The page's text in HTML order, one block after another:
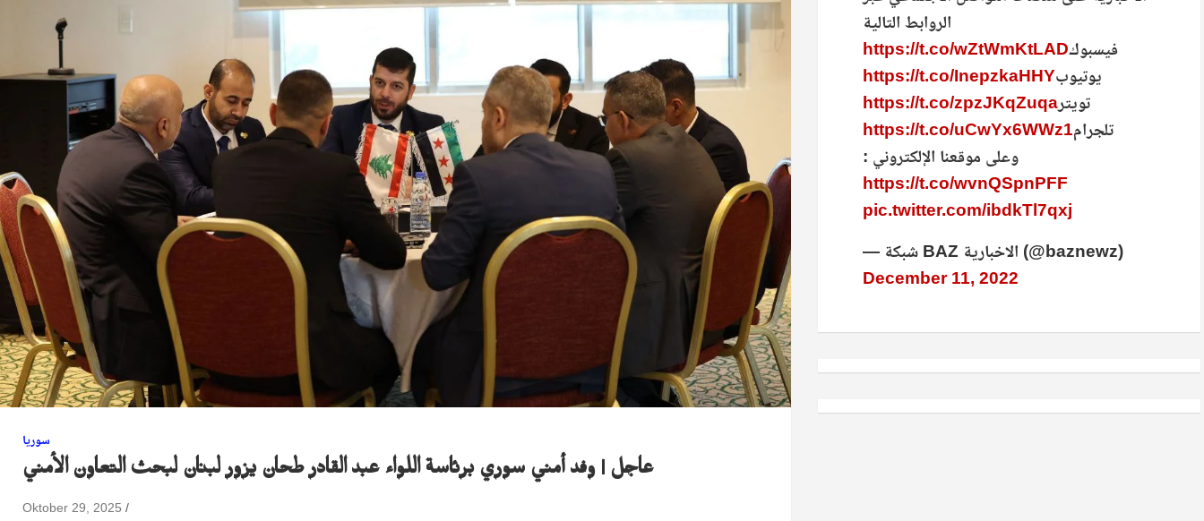
سوريا
عاجل | وفد أمني سوري برئاسة اللواء عبد القادر طحان يزور لبنان لبحث التعاون الأمني
Oktober 29, 2025
الروابط التالية
فيسبوكhttps://t.co/wZtWmKtLAD
يوتيوبhttps://t.co/InepzkaHHY
تويترhttps://t.co/zpzJKqZuqa
تلجرامhttps://t.co/uCwYx6WWz1
وعلى موقعنا الإلكتروني :
https://t.co/wvnQSpnPFF
pic.twitter.com/ibdkTl7qxj
— شبكة BAZ الاخبارية (@baznewz)
December 11, 2022